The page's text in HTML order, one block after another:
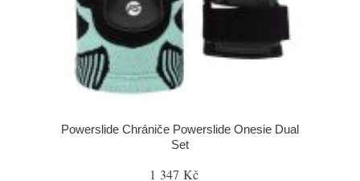
Powerslide Chrániče Powerslide Onesie Dual
Set
1 347 Kč